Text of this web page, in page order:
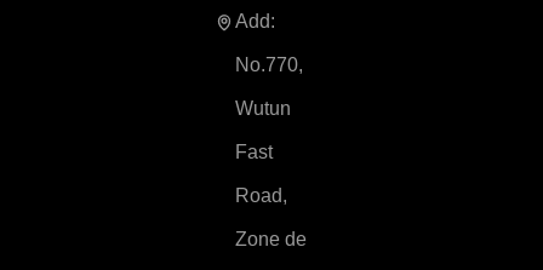
Add:
No.770,
Wutun
Fast
Road,
Zone de